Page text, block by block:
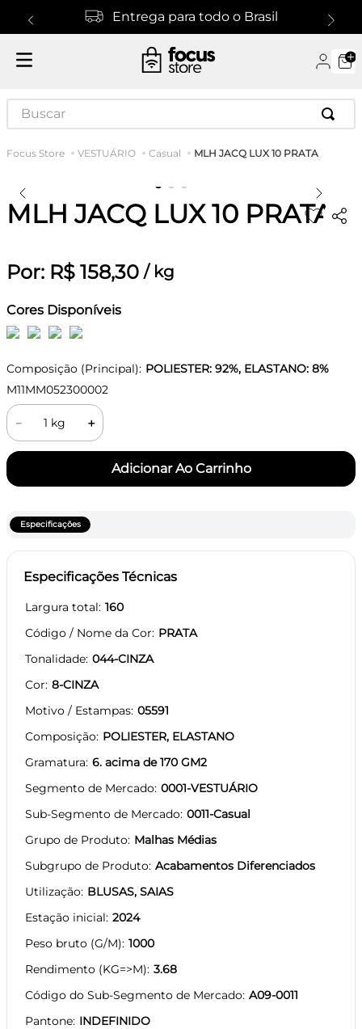
Entrega para todo o Brasil
Buscar
VESTUÁRIO Casual MLH JACQ LUX 10 PRATA
MLH JACQ LUX 10 PRATA
Por: R$ 158,30 / kg
Cores Disponíveis
Composição (Principal): POLIESTER: 92%, ELASTANO: 8%
M11MM052300002
＋
－
Especificações
Especificações Técnicas
Largura total 160
Código / Nome da Cor PRATA
Tonalidade 044-CINZA
Cor 8-CINZA
Motivo / Estampas 05591
Composição POLIESTER, ELASTANO
Gramatura 6. acima de 170 GM2
Segmento de Mercado 0001-VESTUÁRIO
Sub-Segmento de Mercado 0011-Casual
Grupo de Produto Malhas Médias
Subgrupo de Produto Acabamentos Diferenciados
Utilização BLUSAS, SAIAS
Estação inicial 2024
Peso bruto (G/M) 1000
Rendimento (KG=>M) 3.68
Código do Sub-Segmento de Mercado A09-0011
Pantone INDEFINIDO